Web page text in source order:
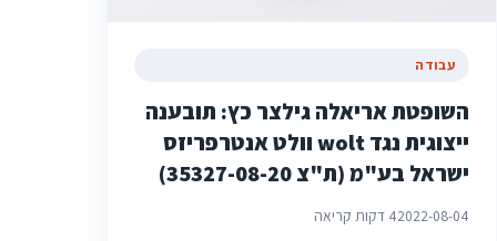
עבודה
השופטת אריאלה גילצר כץ: תובענה
ייצוגית נגד wolt וולט אנטרפריזס
ישראל בע"מ (ת"צ 35327-08-20)
2022-08-044 דקות קריאה